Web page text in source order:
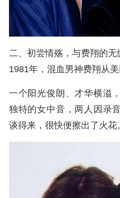
二、初尝情殇，与费翔的无
1981年，混血男神费翔从美
一个阳光俊朗、才华横溢
独特的女中音，两人因录
谈得来，很快便擦出了火花